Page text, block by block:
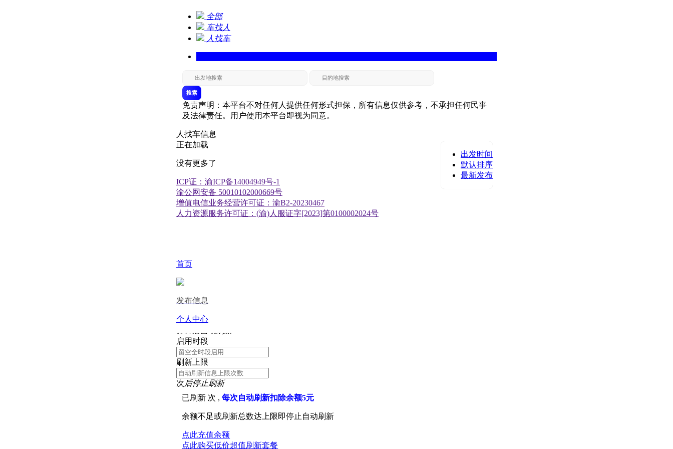
全部
车找人
人找车
搜索
免责声明：本平台不对任何人提供任何形式担保，所有信息仅供参考，不承担任何民事
及法律责任。用户使用本平台即视为同意。
人找车信息
出发时间
默认排序
最新发布
正在加载
没有更多了
ICP证：渝ICP备14004949号-1
渝公网安备 50010102000669号
增值电信业务经营许可证：渝B2-20230467
人力资源服务许可证：(渝)人服证字[2023]第0100002024号
首页
发布信息
个人中心
刷新信息 ID:
启用时段
刷新上限
次 后停止刷新
已刷新 次 ,每次自动刷新扣除余额5元
余额不足或刷新总数达上限即停止自动刷新
点此充值余额
点此购买低价超值刷新套餐